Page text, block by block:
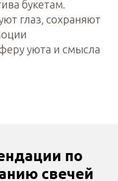
букетам.
глаз, сохраняют
уюта и смысла
по
свечей